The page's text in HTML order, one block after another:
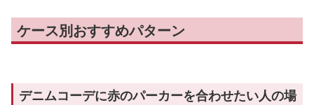
ケース別おすすめパターン
デニムコーデに赤のパーカーを合わせたい人の場